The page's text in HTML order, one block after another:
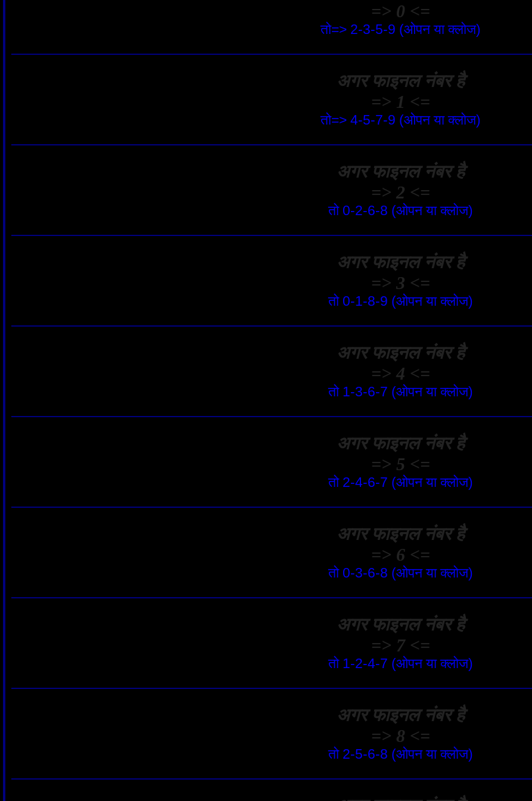
=> 0 <=
तो=> 2-3-5-9 (ओपन या क्लोज)
अगर फाइनल नंबर है
=> 1 <=
तो=> 4-5-7-9 (ओपन या क्लोज)
अगर फाइनल नंबर है
=> 2 <=
तो 0-2-6-8 (ओपन या क्लोज)
अगर फाइनल नंबर है
=> 3 <=
तो 0-1-8-9 (ओपन या क्लोज)
अगर फाइनल नंबर है
=> 4 <=
तो 1-3-6-7 (ओपन या क्लोज)
अगर फाइनल नंबर है
=> 5 <=
तो 2-4-6-7 (ओपन या क्लोज)
अगर फाइनल नंबर है
=> 6 <=
तो 0-3-6-8 (ओपन या क्लोज)
अगर फाइनल नंबर है
=> 7 <=
तो 1-2-4-7 (ओपन या क्लोज)
अगर फाइनल नंबर है
=> 8 <=
तो 2-5-6-8 (ओपन या क्लोज)